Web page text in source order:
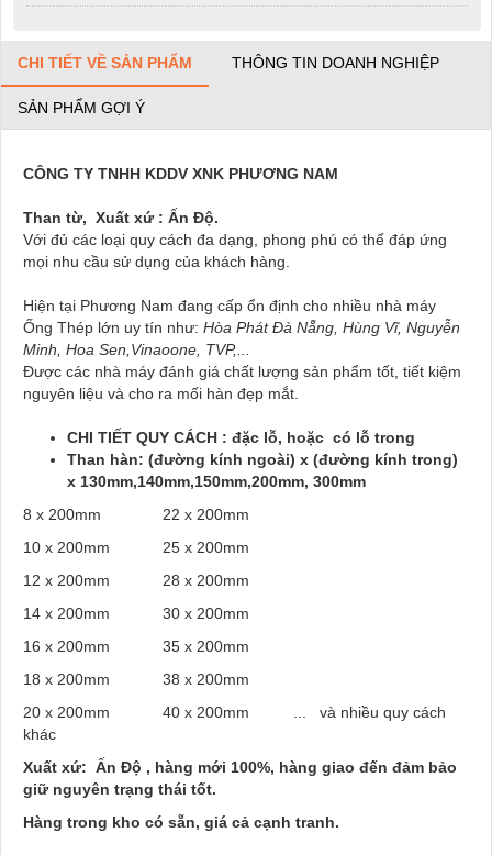
CHI TIẾT VỀ SẢN PHẨM THÔNG TIN DOANH NGHIỆP
SẢN PHẨM GỢI Ý
CÔNG TY TNHH KDDV XNK PHƯƠNG NAM
Than từ, Xuất xứ : Ấn Độ.
Với đủ các loại quy cách đa dạng, phong phú có thể đáp ứng
mọi nhu cầu sử dụng của khách hàng.
Hiện tại Phương Nam đang cấp ổn định cho nhiều nhà máy
Ống Thép lớn uy tín như: Hòa Phát Đà Nẵng, Hùng Vĩ, Nguyễn
Minh, Hoa Sen,Vinaoone, TVP,...
Được các nhà máy đánh giá chất lượng sản phẩm tốt, tiết kiệm
nguyên liệu và cho ra mối hàn đẹp mắt.
CHI TIẾT QUY CÁCH : đặc lỗ, hoặc có lỗ trong
Than hàn: (đường kính ngoài) x (đường kính trong)
x 130mm,140mm,150mm,200mm, 300mm
8 x 200mm 22 x 200mm
10 x 200mm 25 x 200mm
12 x 200mm 28 x 200mm
14 x 200mm 30 x 200mm
16 x 200mm 35 x 200mm
18 x 200mm 38 x 200mm
20 x 200mm 40 x 200mm ... và nhiều quy cách
khác
Xuất xứ: Ấn Độ , hàng mới 100%, hàng giao đến đảm bảo
giữ nguyên trạng thái tốt.
Hàng trong kho có sẵn, giá cả cạnh tranh.